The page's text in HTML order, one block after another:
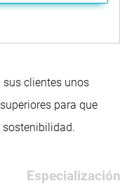
sus clientes unos
para que
Especialización